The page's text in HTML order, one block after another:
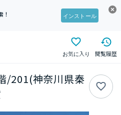
！
インストール
お気に入り 閲覧履歴
/201(神奈川県秦